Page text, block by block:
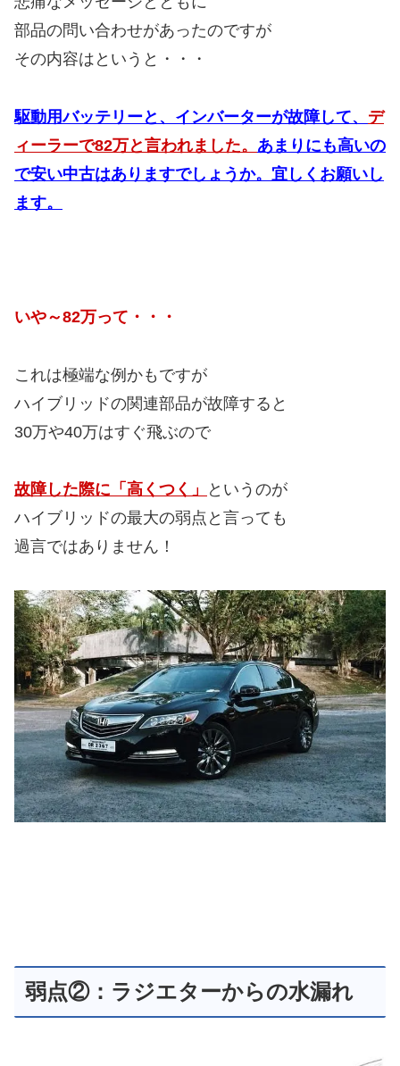
部品の問い合わせがあったのですが
その内容はというと・・・
駆動用バッテリーと、インバーターが故障して、 デ
ィーラーで82万と言われました。 あまりにも高いの
で安い中古はありますでしょうか。宜しくお願いし
ます。
いや～82万って・・・
これは極端な例かもですが
ハイブリッドの関連部品が故障すると
30万や40万はすぐ飛ぶので
故障した際に「高くつく」
というのが
ハイブリッドの最大の弱点と言っても
過言ではありません！
弱点②：ラジエターからの水漏れ